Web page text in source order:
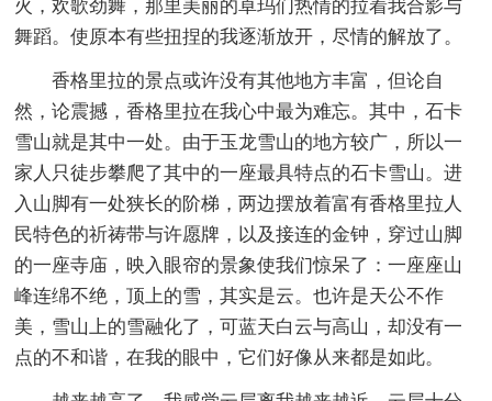
火，欢歌劲舞，那里美丽的卓玛们热情的拉着我合影与
舞蹈。使原本有些扭捏的我逐渐放开，尽情的解放了。
香格里拉的景点或许没有其他地方丰富，但论自
然，论震撼，香格里拉在我心中最为难忘。其中，石卡
雪山就是其中一处。由于玉龙雪山的地方较广，所以一
家人只徒步攀爬了其中的一座最具特点的石卡雪山。进
入山脚有一处狭长的阶梯，两边摆放着富有香格里拉人
民特色的祈祷带与许愿牌，以及接连的金钟，穿过山脚
的一座寺庙，映入眼帘的景象使我们惊呆了：一座座山
峰连绵不绝，顶上的雪，其实是云。也许是天公不作
美，雪山上的雪融化了，可蓝天白云与高山，却没有一
点的不和谐，在我的眼中，它们好像从来都是如此。